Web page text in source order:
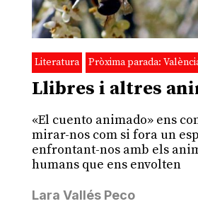
Literatura Pròxima parada:
Llibres i altres
«El cuento animado» ens
mirar-nos com si fora un
enfrontant-nos amb els
humans que ens envolten
Lara Vallés Peco